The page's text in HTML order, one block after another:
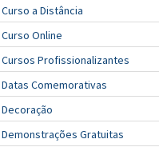
Curso a Distância
Curso Online
Cursos Profissionalizantes
Datas Comemorativas
Decoração
Demonstrações Gratuitas